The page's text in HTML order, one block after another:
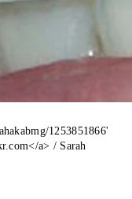
1253851866'
a> / Sarah